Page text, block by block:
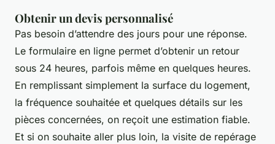
Obtenir un devis personnalisé
Pas besoin d’attendre des jours pour une réponse.
Le formulaire en ligne permet d’obtenir un retour
sous 24 heures, parfois même en quelques heures.
En remplissant simplement la surface du logement,
la fréquence souhaitée et quelques détails sur les
pièces concernées, on reçoit une estimation fiable.
Et si on souhaite aller plus loin, la visite de repérage